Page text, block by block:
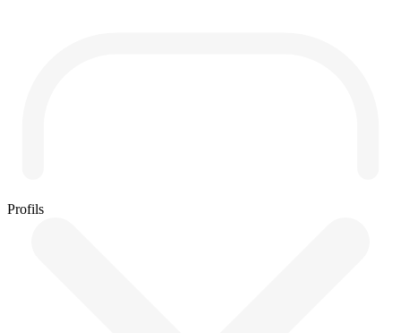
Profils